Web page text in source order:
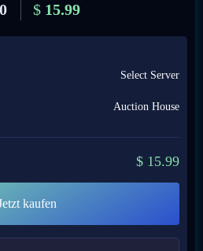
$ 15.99
Select Server
Auction House
$ 15.99
kaufen